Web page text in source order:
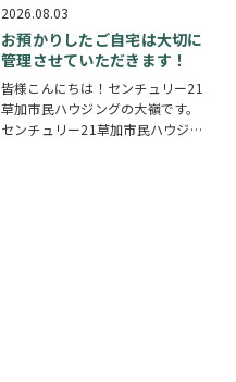
多く皆さん思い思いに夏祭りを楽し
んでいる様子がとても印象的でした
会場にはたく…
2026.08.03
お預かりしたご自宅は大切に
管理させていただきます！
皆様こんにちは！センチュリー21
草加市民ハウジングの大嶺です。
センチュリー21草加市民ハウジン